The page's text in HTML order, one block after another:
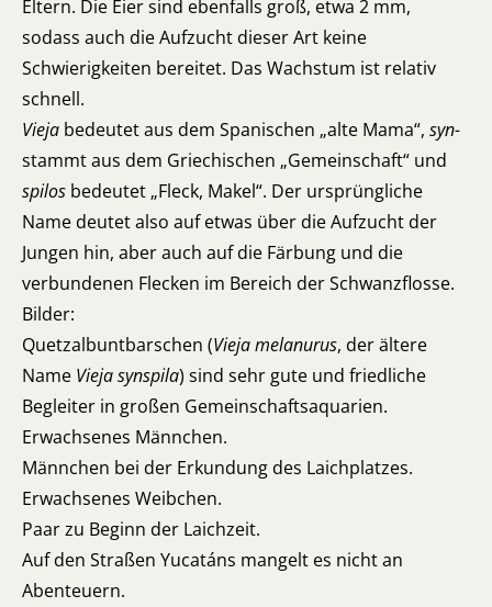
Eltern. Die Eier sind ebenfalls groß, etwa 2 mm,
sodass auch die Aufzucht dieser Art keine
Schwierigkeiten bereitet. Das Wachstum ist relativ
schnell.
Vieja bedeutet aus dem Spanischen „alte Mama“, syn-
stammt aus dem Griechischen „Gemeinschaft“ und
spilos bedeutet „Fleck, Makel“. Der ursprüngliche
Name deutet also auf etwas über die Aufzucht der
Jungen hin, aber auch auf die Färbung und die
verbundenen Flecken im Bereich der Schwanzflosse.
Bilder:
Quetzalbuntbarschen (Vieja melanurus, der ältere
Name Vieja synspila) sind sehr gute und friedliche
Begleiter in großen Gemeinschaftsaquarien.
Erwachsenes Männchen.
Männchen bei der Erkundung des Laichplatzes.
Erwachsenes Weibchen.
Paar zu Beginn der Laichzeit.
Auf den Straßen Yucatáns mangelt es nicht an
Abenteuern.